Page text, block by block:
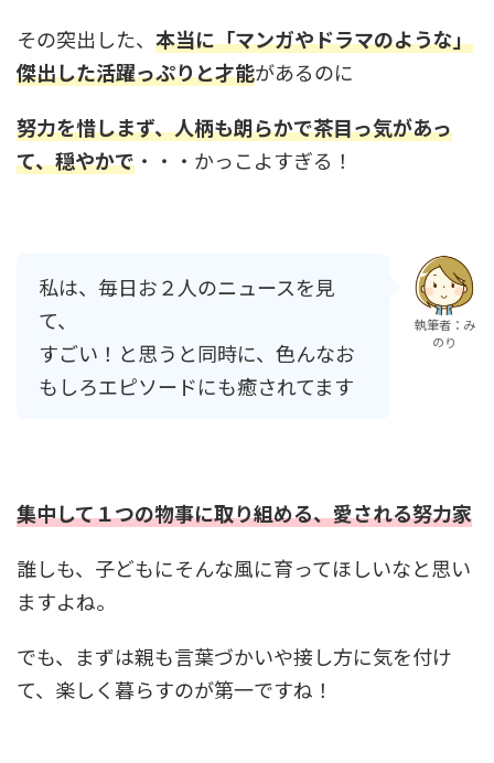
その突出した、 本当に「マンガやドラマのような」
傑出した活躍っぷりと才能があるのに
努力を惜しまず、人柄も朗らかで茶目っ気があっ
て、穏やかで ・・・かっこよすぎる！
私は、毎日お２人のニュースを見
て、
すごい！と思うと同時に、色んなお
もしろエピソードにも癒されてます
執筆者：み
のり
集中して１つの物事に取り組める、愛される努力家
誰しも、子どもにそんな風に育ってほしいなと思い
ますよね。
でも、まずは親も言葉づかいや接し方に気を付け
て、楽しく暮らすのが第一ですね！